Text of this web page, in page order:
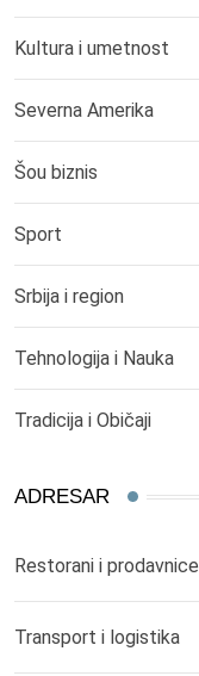
Kultura i umetnost
Severna Amerika
Šou biznis
Sport
Srbija i region
Tehnologija i Nauka
Tradicija i Običaji
ADRESAR
Restorani i prodavnice
Transport i logistika